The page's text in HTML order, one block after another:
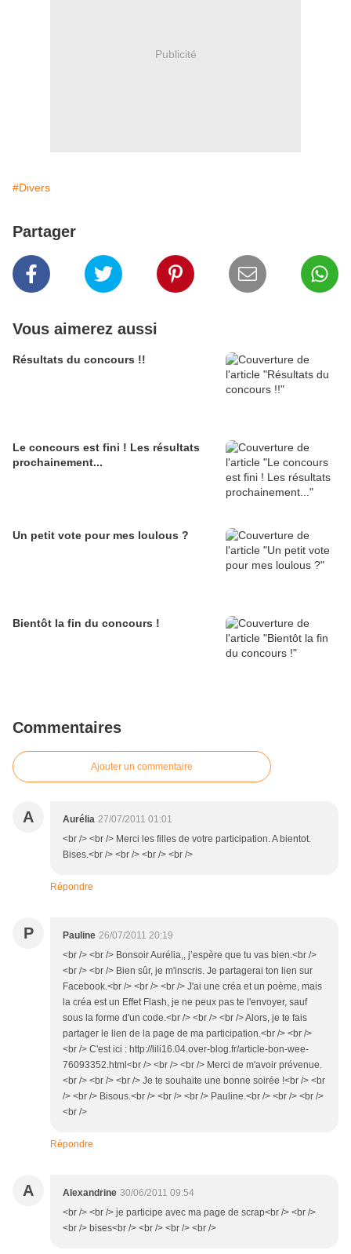
Publicité
#Divers
Partager
Vous aimerez aussi
Résultats du concours !!
Le concours est fini ! Les résultats
prochainement...
Un petit vote pour mes loulous ?
Bientôt la fin du concours !
Commentaires
Ajouter un commentaire
A Aurélia 27/07/2011 01:01
<br /> <br /> Merci les filles de votre participation. A bientot.
Bises.<br /> <br /> <br /> <br />
Répondre
P Pauline 26/07/2011 20:19
<br /> <br /> Bonsoir Aurélia,, j’espère que tu vas bien.<br />
<br /> <br /> Bien sûr, je m'inscris. Je partagerai ton lien sur
Facebook.<br /> <br /> <br /> J'ai une créa et un poème, mais
la créa est un Effet Flash, je ne peux pas te l'envoyer, sauf
sous la forme d'un code.<br /> <br /> <br /> Alors, je te fais
partager le lien de la page de ma participation.<br /> <br />
<br /> C'est ici : http://lili16.04.over-blog.fr/article-bon-wee-
76093352.html<br /> <br /> <br /> Merci de m'avoir prévenue.
<br /> <br /> <br /> Je te souhaite une bonne soirée !<br /> <br
/> <br /> Bisous.<br /> <br /> <br /> Pauline.<br /> <br /> <br />
<br />
Répondre
A Alexandrine 30/06/2011 09:54
<br /> <br /> je participe avec ma page de scrap<br /> <br />
<br /> bises<br /> <br /> <br /> <br />